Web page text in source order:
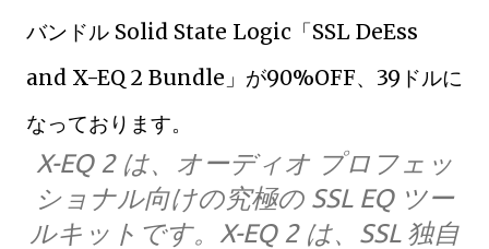
バンドル Solid State Logic「SSL DeEss
and X-EQ 2 Bundle」が90%OFF、39ドルに
なっております。
X-EQ 2 は、オーディオ プロフェッ
ショナル向けの究極の SSL EQ ツー
ルキットです。X-EQ 2 は、SSL 独自